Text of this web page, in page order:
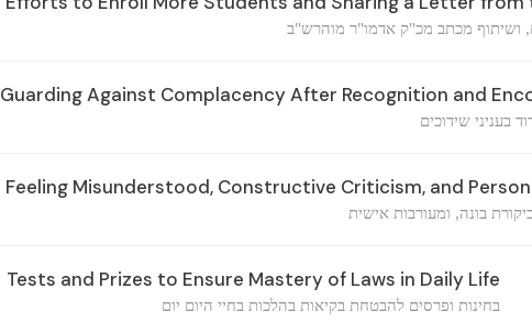
ושיתוף מכתב מכ"ק אדמו"ר מוהרש"ב
Guarding Against Complacency After Recognition and
בעניני שידוכים
Feeling Misunderstood, Constructive Criticism, and
בונה, ומעורבות אישית
Tests and Prizes to Ensure Mastery of Laws in Daily Life
בחינות ופרסים להבטחת בקיאות בהלכות בחיי היום יום